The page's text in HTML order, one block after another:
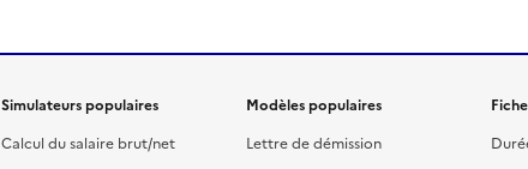
Simulateurs populaires
Calcul du salaire brut/net
Modèles populaires
Lettre de démission